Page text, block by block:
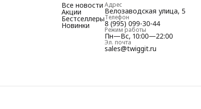
Все новости
Акции
Бестселлеры
Новинки
Адрес
Велозаводская улица, 5
Телефон
8 (995) 099-30-44
Режим работы
Пн—Вс, 10:00—22:00
Эл. почта
sales@twiggit.ru